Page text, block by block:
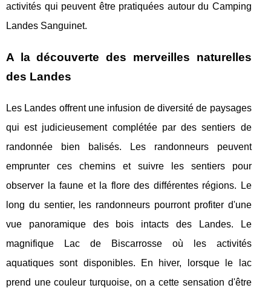
activités qui peuvent être pratiquées autour du Camping
Landes Sanguinet.
A la découverte des merveilles naturelles
des Landes
Les Landes offrent une infusion de diversité de paysages
qui est judicieusement complétée par des sentiers de
randonnée bien balisés. Les randonneurs peuvent
emprunter ces chemins et suivre les sentiers pour
observer la faune et la flore des différentes régions. Le
long du sentier, les randonneurs pourront profiter d'une
vue panoramique des bois intacts des Landes. Le
magnifique Lac de Biscarrosse où les activités
aquatiques sont disponibles. En hiver, lorsque le lac
prend une couleur turquoise, on a cette sensation d'être